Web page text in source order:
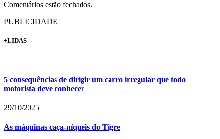
Comentários estão fechados.
PUBLICIDADE
+LIDAS
5 consequências de dirigir um carro irregular que todo
motorista deve conhecer
29/10/2025
As máquinas caça-níqueis do Tigre